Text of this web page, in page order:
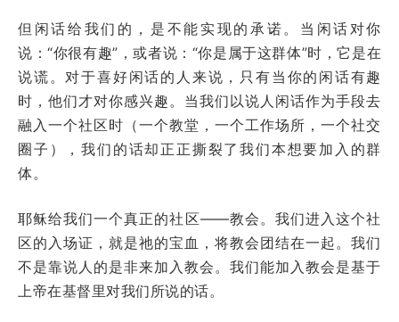
但闲话给我们的，是不能实现的承诺。当闲话对你
说：“你很有趣”，或者说：“你是属于这群体”时，它是在
说谎。对于喜好闲话的人来说，只有当你的闲话有趣
时，他们才对你感兴趣。当我们以说人闲话作为手段去
融入一个社区时（一个教堂，一个工作场所，一个社交
圈子），我们的话却正正撕裂了我们本想要加入的群
体。
耶稣给我们一个真正的社区——教会。我们进入这个社
区的入场证，就是祂的宝血，将教会团结在一起。我们
不是靠说人的是非来加入教会。我们能加入教会是基于
上帝在基督里对我们所说的话。